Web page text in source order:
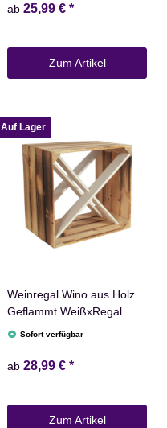
ab 25,99 € *
Zum Artikel
Auf Lager
Weinregal Wino aus Holz
Geflammt WeißxRegal
Sofort verfügbar
ab 28,99 € *
Zum Artikel